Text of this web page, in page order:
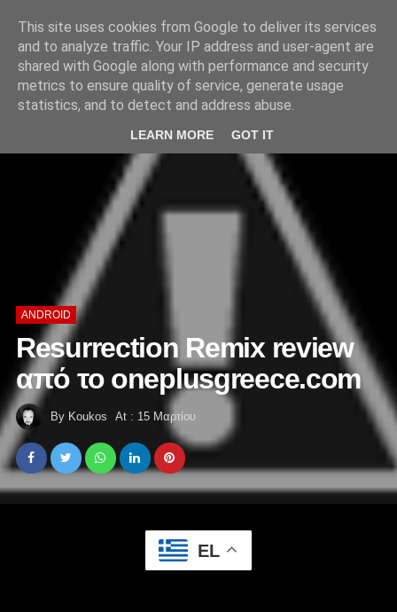
ANDROID
Resurrection Remix review
από το oneplusgreece.com
By Koukos At : 15 Μαρτίου
EL
This site uses cookies from Google to deliver its services
and to analyze traffic. Your IP address and user-agent are
shared with Google along with performance and security
metrics to ensure quality of service, generate usage
statistics, and to detect and address abuse.
LEARN MORE GOT IT